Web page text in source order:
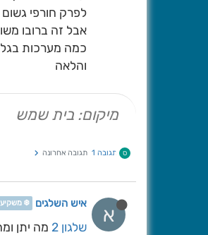
לפרק חורפי גשום
אבל זה ברובו
כמה מערכות
והלאה
מיקום: בית שמש
ס תגובה 1 תגובה אחרונה
א איש השלגים ❄️
שלגון 2
מה יתן